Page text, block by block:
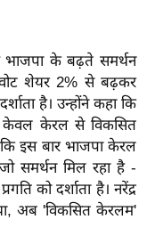
के बढ़ते समर्थन
वोट शेयर 2% से बढ़कर
है। उन्होंने कहा कि
केवल केरल से विकसित
इस बार भाजपा केरल
समर्थन मिल रहा है -
को दर्शाता है। नरेंद्र
अब 'विकसित केरलम'